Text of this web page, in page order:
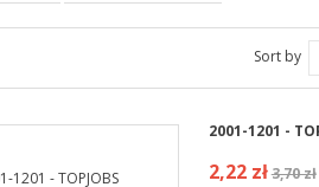
Sort by
2001-1201 -
2,22 zł3,70 zł